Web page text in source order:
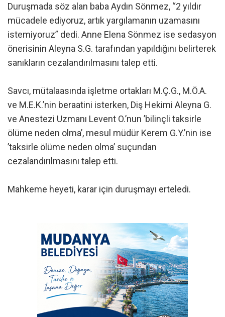
Duruşmada söz alan baba Aydın Sönmez, “2 yıldır
mücadele ediyoruz, artık yargılamanın uzamasını
istemiyoruz” dedi. Anne Elena Sönmez ise sedasyon
önerisinin Aleyna S.G. tarafından yapıldığını belirterek
sanıkların cezalandırılmasını talep etti.
Savcı, mütalaasında işletme ortakları M.Ç.G., M.Ö.A.
ve M.E.K.’nin beraatini isterken, Diş Hekimi Aleyna G.
ve Anestezi Uzmanı Levent O.’nun ’bilinçli taksirle
ölüme neden olma’, mesul müdür Kerem G.Y.’nin ise
’taksirle ölüme neden olma’ suçundan
cezalandırılmasını talep etti.
Mahkeme heyeti, karar için duruşmayı erteledi.